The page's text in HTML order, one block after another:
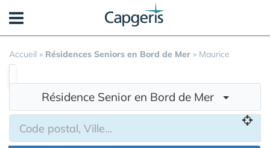
Accueil » Résidences Seniors en Bord de Mer » Maurice
Résidence Senior en Bord de Mer